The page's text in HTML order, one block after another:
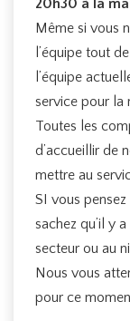
20h30 à la
Même si vous
l’équipe tout
l’équipe
service pour la
Toutes les
d’accueillir de
mettre au
SI vous
sachez qu’il y
secteur ou au
Nous vous
pour ce